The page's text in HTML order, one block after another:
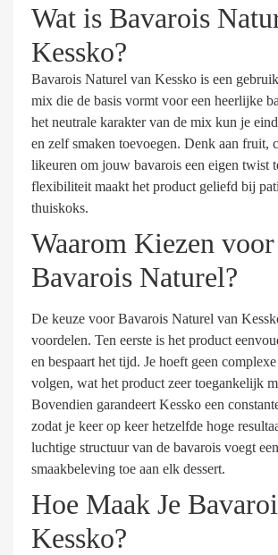
Wat is Bavarois
Kessko?
Bavarois Naturel van Kessko is een
mix die de basis vormt voor een heerlijke
het neutrale karakter van de mix kun je
en zelf smaken toevoegen. Denk aan fruit,
likeuren om jouw bavarois een eigen twist
flexibiliteit maakt het product geliefd bij
thuiskoks.
Waarom Kiezen voor
Bavarois Naturel?
De keuze voor Bavarois Naturel van
voordelen. Ten eerste is het product
en bespaart het tijd. Je hoeft geen
volgen, wat het product zeer toegankelijk
Bovendien garandeert Kessko een
zodat je keer op keer hetzelfde hoge
luchtige structuur van de bavarois voegt
smaakbeleving toe aan elk dessert.
Hoe Maak Je
Kessko?